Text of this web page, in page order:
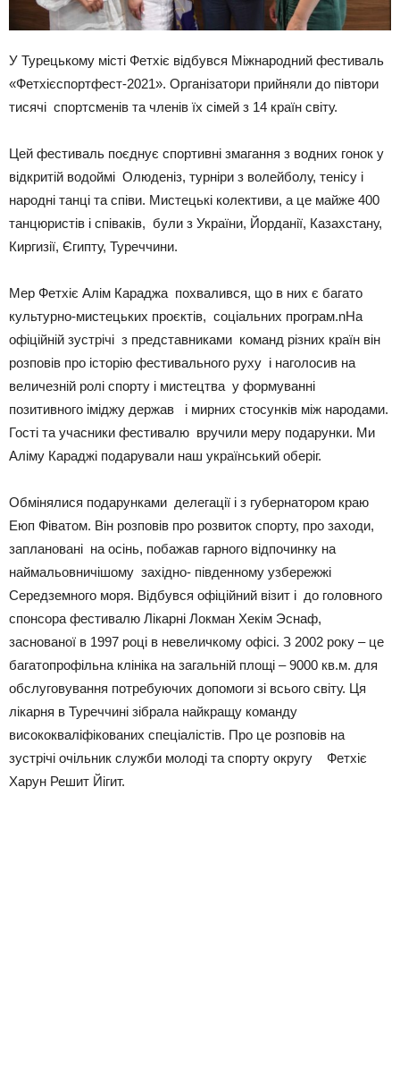
У Турецькому місті Фетхіє відбувся Міжнародний фестиваль
«Фетхієспортфест-2021». Організатори прийняли до півтори
тисячі спортсменів та членів їх сімей з 14 країн світу.
Цей фестиваль поєднує спортивні змагання з водних гонок у
відкритій водоймі Олюденіз, турніри з волейболу, тенісу і
народні танці та співи. Мистецькі колективи, а це майже 400
танцюристів і співаків, були з України, Йорданії, Казахстану,
Киргизії, Єгипту, Туреччини.
Мер Фетхіє Алім Караджа похвалився, що в них є багато
культурно-мистецьких проєктів, соціальних програм.nНа
офіційній зустрічі з представниками команд різних країн він
розповів про історію фестивального руху і наголосив на
величезній ролі спорту і мистецтва у формуванні
позитивного іміджу держав і мирних стосунків між народами.
Гості та учасники фестивалю вручили меру подарунки. Ми
Аліму Караджі подарували наш український оберіг.
Обмінялися подарунками делегації і з губернатором краю
Еюп Фіватом. Він розповів про розвиток спорту, про заходи,
заплановані на осінь, побажав гарного відпочинку на
наймальовничішому західно- південному узбережжі
Середземного моря. Відбувся офіційний візит і до головного
спонсора фестивалю Лікарні Локман Хекім Эснаф,
заснованої в 1997 році в невеличкому офісі. З 2002 року – це
багатопрофільна клініка на загальній площі – 9000 кв.м. для
обслуговування потребуючих допомоги зі всього світу. Ця
лікарня в Туреччині зібрала найкращу команду
висококваліфікованих спеціалістів. Про це розповів на
зустрічі очільник служби молоді та спорту округу Фетхіє
Харун Решит Йігит.